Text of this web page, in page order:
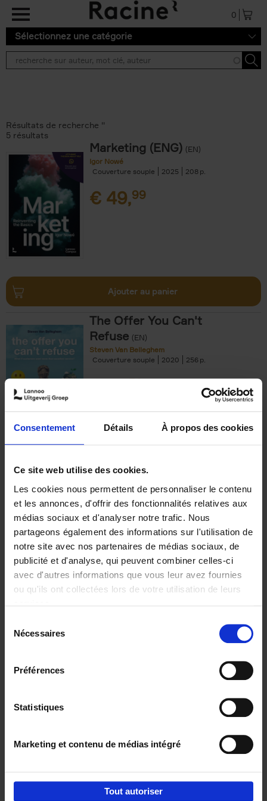
Consentement Détails À propos des cookies
Ce site web utilise des cookies.
Les cookies nous permettent de personnaliser le contenu
et les annonces, d'offrir des fonctionnalités relatives aux
médias sociaux et d'analyser notre trafic. Nous
partageons également des informations sur l'utilisation de
notre site avec nos partenaires de médias sociaux, de
publicité et d'analyse, qui peuvent combiner celles-ci
avec d'autres informations que vous leur avez fournies
ou qu'ils ont collectées lors de votre utilisation de leurs
Nécessaires
Préférences
Statistiques
Marketing et contenu de médias intégré
Tout autoriser
Aller au contenu principal
0
Sélectionnez une catégorie
Résultats de recherche ''
5 résultats
Marketing (ENG) (EN)
Igor Nowé
Couverture souple
2025 208
€ 49,99
Ajouter au panier
The Offer You Can't
Refuse (EN)
Steven Van Belleghem
Couverture souple
2020 256
€37,50
Building Bonds = Building
Business
Jochen Roef Jozefien De Feyter
Carolien Boom
Couverture souple
2025 200
€29,99
Digital marketing like a PRO -
completely revised edition (EN)